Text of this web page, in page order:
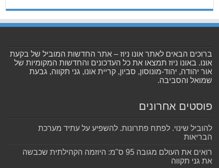
ברוכים הבאים לאתר אונו ניוז – אתר החדשות המוביל של בקעת
אונו. באונו ניוז תמצאו את כל העדכונים והחדשות המקומיות של
אור יהודה, יהוד-מונוסון, סביון, קריית אונו, גני תקווה, גבעת
שמואל והסביבה.
פוסטים אחרונים
להוביל שינוי. לפתח פתרונות. להשפיע על עתיד מערכת
הבריאות
רואים את העולם מגובה 95 ס"מ: היוזמה הקהילתית שכבשה
את גני תקווה